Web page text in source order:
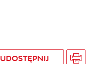
UDOSTĘPNIJ